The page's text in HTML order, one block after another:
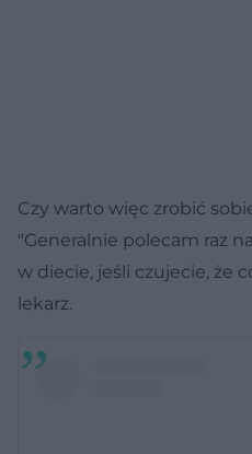
Czy warto więc zrobić
"Generalnie polecam raz
w diecie, jeśli czujecie, że
lekarz.